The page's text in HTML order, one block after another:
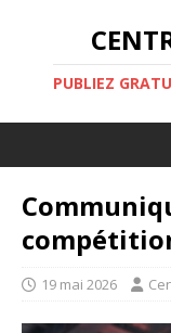
PUBLIEZ
19 mai 2026